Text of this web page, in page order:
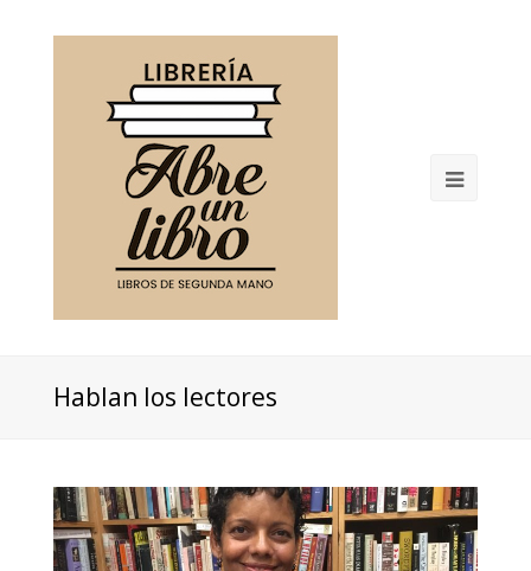
Open
Hablan los lectores